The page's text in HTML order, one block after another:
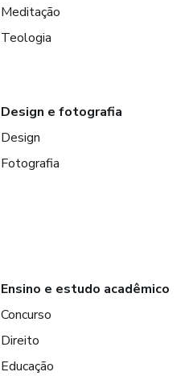
Meditação
Teologia
Design e fotografia
Design
Fotografia
Ensino e estudo acadêmico
Concurso
Direito
Educação